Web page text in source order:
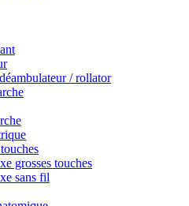
/ rollator
grosses touches
sans fil